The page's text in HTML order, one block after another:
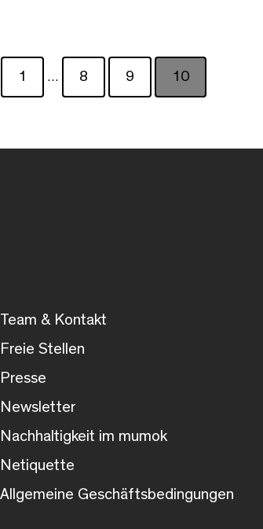
1 … 8 9 10
Team & Kontakt
Freie Stellen
Presse
Newsletter
Nachhaltigkeit im mumok
Netiquette
Allgemeine Geschäftsbedingungen